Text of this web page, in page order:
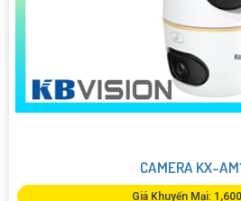
CAMERA KX-
Giá Khuyến Mại: